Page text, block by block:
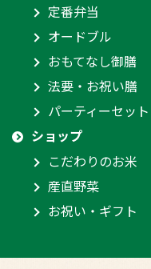
定番弁当
オードブル
おもてなし御膳
法要・お祝い膳
パーティーセット
ショップ
こだわりのお米
産直野菜
お祝い・ギフト